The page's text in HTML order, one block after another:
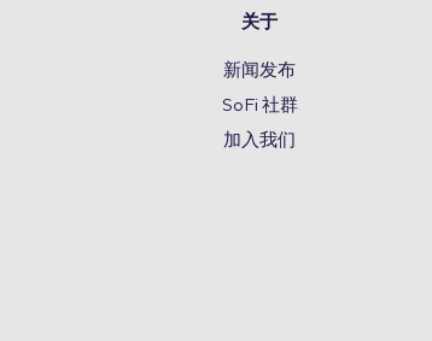
关于
新闻发布
SoFi 社群
加入我们